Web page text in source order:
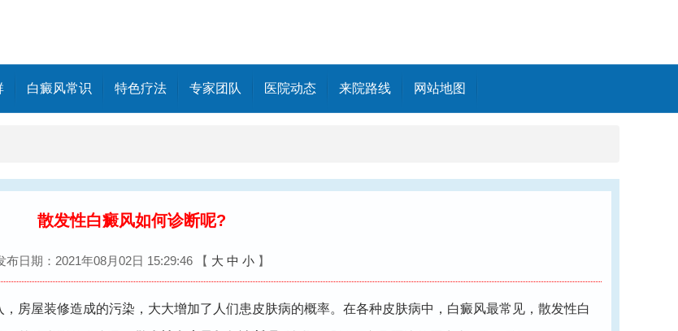
白癜风常识 特色疗法 专家团队 医院动态 来院路线 网站地图
散发性白癜风如何诊断呢?
布日期：2021年08月02日 15:29:46 【 大 中 小】
屋装修造成的污染，大大增加了人们患皮肤病的概率。在各种皮肤病中，白癜风最常见，散发性白